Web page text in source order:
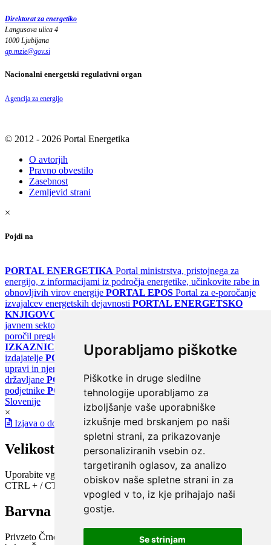
Uporabljamo piškotke
Piškotke in druge sledilne
tehnologije uporabljamo za
izboljšanje vaše uporabniške
izkušnje med brskanjem po naši
spletni strani, za prikazovanje
personaliziranih vsebin oz.
targetiranih oglasov, za analizo
obiskov naše spletne strani in za
vpogled v to, iz kje prihajajo naši
gostje.
Se strinjam
Direktorat za energetiko
Langusova ulica 4
1000 Ljubljana
gp.mzie@gov.si
Nacionalni energetski regulativni organ
Agencija za energijo
© 2012 - 2026 Portal Energetika
O avtorjih
Pravno obvestilo
Zasebnost
Zemljevid strani
×
Pojdi na
PORTAL ENERGETIKA Portal ministrstva, pristojnega za
energijo, z informacijami iz področja energetike, učinkovite rabe in
obnovljivih virov energije PORTAL EPOS Portal za e-poročanje
izvajalcev energetskih dejavnosti PORTAL ENERGETSKO
KNJIGOVODSTVO
javnem sektorju
poročil pregledov klimatskih sistemov
IZKAZNICE
Register energetskih izkaznic - za izdelovalce in
izdajatelje PORTAL GOV.SI Osrednje spletno mesto o državni
upravi in njenih storitvah
državljane PORTAL SPOT Državni portal za podjetja in
podjetnike PORTAL OPSI Državni portal odprtih podatkov
Slovenije
×
Izjava o dostopnosti
Velikost pisave
Uporabite vgrajeno funkcijo brskalnika
CTRL + / CTRL -
Barvna shema
Privzeto Črno na belem Belo na črnem Črno na bež